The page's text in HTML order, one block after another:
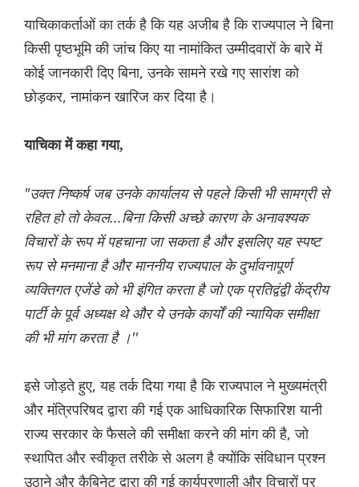
याचिकाकर्ताओं का तर्क है कि यह अजीब है कि राज्यपाल ने बिना
किसी पृष्ठभूमि की जांच किए या नामांकित उम्मीदवारों के बारे में
कोई जानकारी दिए बिना, उनके सामने रखे गए सारांश को
छोड़कर, नामांकन खारिज कर दिया है।
याचिका में कहा गया,
"उक्त निष्कर्ष जब उनके कार्यालय से पहले किसी भी सामग्री से
रहित हो तो केवल...बिना किसी अच्छे कारण के अनावश्यक
विचारों के रूप में पहचाना जा सकता है और इसलिए यह स्पष्ट
रूप से मनमाना है और माननीय राज्यपाल के दुर्भावनापूर्ण
व्यक्तिगत एजेंडे को भी इंगित करता है जो एक प्रतिद्वंद्वी केंद्रीय
पार्टी के पूर्व अध्यक्ष थे और ये उनके कार्यों की न्यायिक समीक्षा
की भी मांग करता है ।''
इसे जोड़ते हुए, यह तर्क दिया गया है कि राज्यपाल ने मुख्यमंत्री
और मंत्रिपरिषद द्वारा की गई एक आधिकारिक सिफारिश यानी
राज्य सरकार के फैसले की समीक्षा करने की मांग की है, जो
स्थापित और स्वीकृत तरीके से अलग है क्योंकि संविधान प्रश्न
उठाने और कैबिनेट द्वारा की गई कार्यप्रणाली और विचारों पर